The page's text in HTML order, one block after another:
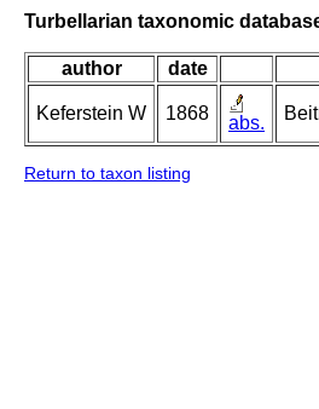
Turbellarian taxonomic
author date
Keferstein W 1868 abs.
Return to taxon listing